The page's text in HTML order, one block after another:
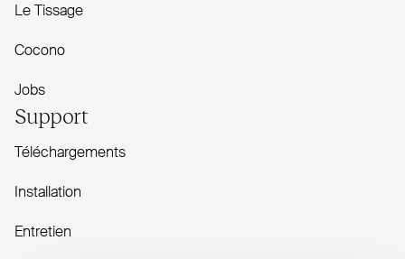
Le Tissage
Cocono
Jobs
Support
Téléchargements
Installation
Entretien